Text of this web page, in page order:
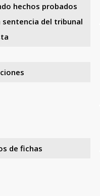
hechos probados
sentencia del tribunal
de fichas